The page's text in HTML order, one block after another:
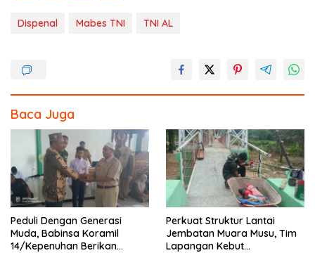
e
o
k
itte ar
Dispenal Mabes TNI TNI AL
Baca Juga
Peduli Dengan Generasi
Muda, Babinsa Koramil
14/Kepenuhan Berikan
Perkuat Struktur Lantai
Jembatan Muara Musu, Tim
Lapangan Kebut